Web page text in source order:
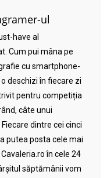
ul
have al
Cum pui mâna pe
cu smartphone-
deschizi în fiecare zi
pentru competiția
câte unui
dintre cei cinci
putea posta cele mai
în cele 24
săptămânii vom